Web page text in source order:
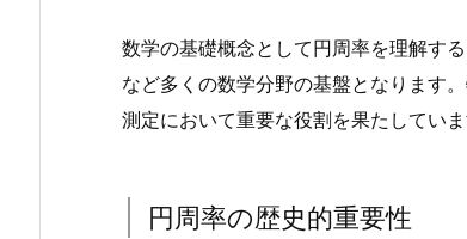
数学の基礎概念として円周率を理解す
など多くの数学分野の基盤となります
測定において重要な役割を果たしていま
円周率の歴史的重要性